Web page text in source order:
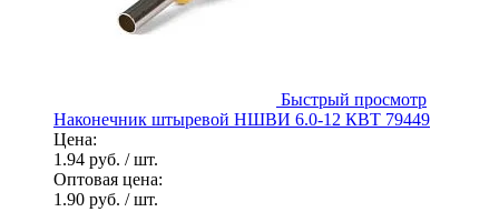
Быстрый просмотр
Наконечник штыревой НШВИ 6.0-12 КВТ 79449
Цена:
1.94 руб. / шт.
Оптовая цена:
1.90 руб. / шт.